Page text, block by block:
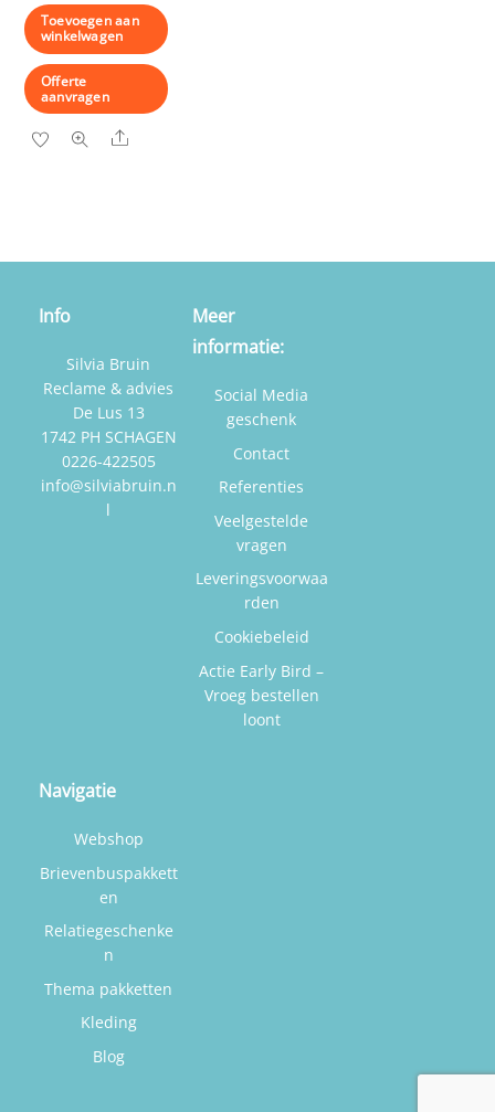
Toevoegen aan
winkelwagen
Offerte
aanvragen
Share
Info
Silvia Bruin
Reclame & advies
De Lus 13
1742 PH SCHAGEN
0226-422505
info@silviabruin.n
l
Meer
informatie:
Social Media
geschenk
Contact
Referenties
Veelgestelde
vragen
Leveringsvoorwaa
rden
Cookiebeleid
Actie Early Bird –
Vroeg bestellen
loont
Navigatie
Webshop
Brievenbuspakkett
en
Relatiegeschenke
n
Thema pakketten
Kleding
Blog